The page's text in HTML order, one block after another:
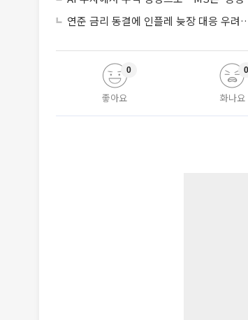
연준 금리 동결에 인플레 늦장 대응 우
좋아요
0
화나요
0